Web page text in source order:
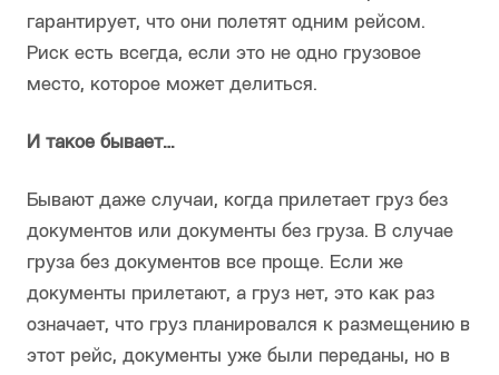
гарантирует, что они полетят одним рейсом.
Риск есть всегда, если это не одно грузовое
место, которое может делиться.
И такое бывает…
Бывают даже случаи, когда прилетает груз без
документов или документы без груза. В случае
груза без документов все проще. Если же
документы прилетают, а груз нет, это как раз
означает, что груз планировался к размещению в
этот рейс, документы уже были переданы, но в